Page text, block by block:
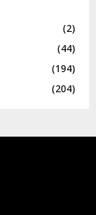
(2)
(44)
(194)
(204)